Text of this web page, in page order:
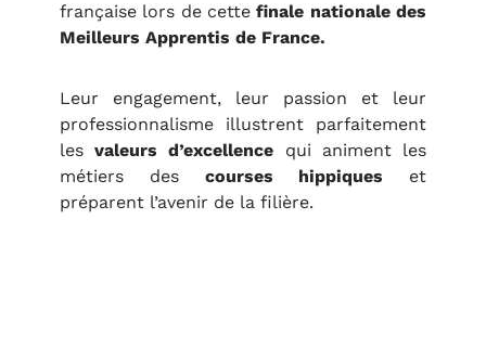
française lors de cettefinale nationale des
Meilleurs Apprentis de France.
Leur engagement, leur passion et leur
professionnalisme illustrent parfaitement
lesvaleurs d’excellence qui animent les
métiers des courses hippiques et
préparent l’avenir de la filière.